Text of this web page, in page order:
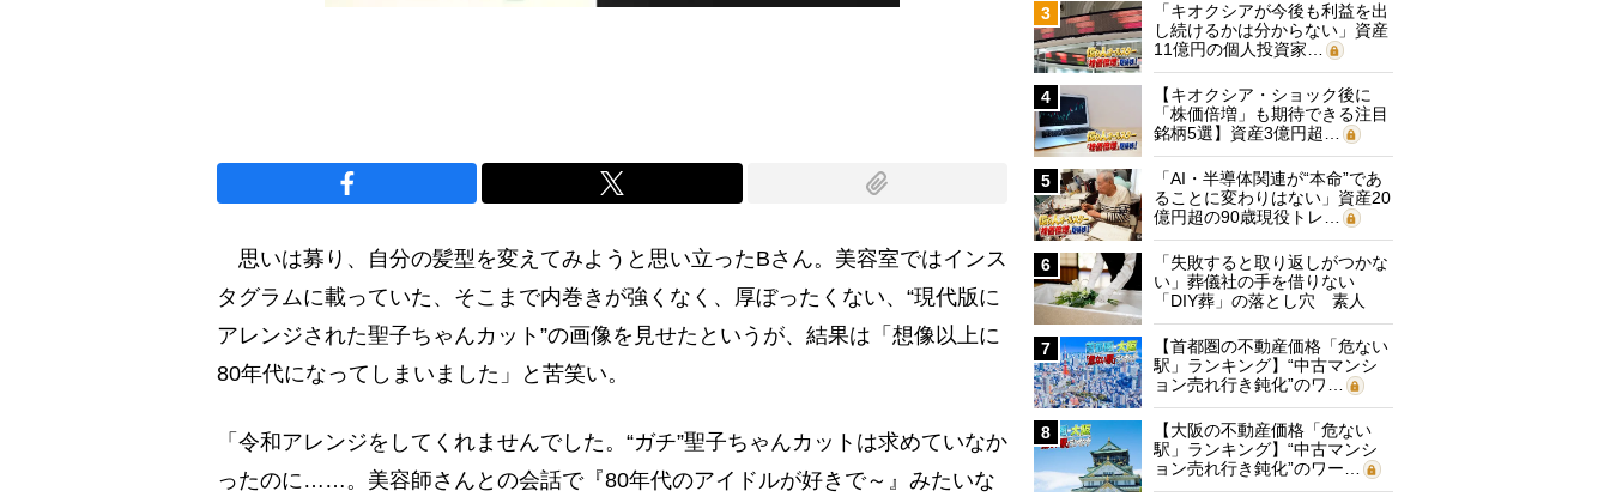
思いは募り、自分の髪型を変えてみようと思い立ったBさん。美容室ではインス
タグラムに載っていた、そこまで内巻きが強くなく、厚ぼったくない、“現代版に
アレンジされた聖子ちゃんカット”の画像を見せたというが、結果は「想像以上に
80年代になってしまいました」と苦笑い。
「令和アレンジをしてくれませんでした。“ガチ”聖子ちゃんカットは求めていなか
ったのに……。美容師さんとの会話で『80年代のアイドルが好きで～』みたいな
3
「キオクシアが今後も利益を出
し続けるかは分からない」資産
11億円の個人投資家…
4
【キオクシア・ショック後に
「株価倍増」も期待できる注目
銘柄5選】資産3億円超…
5
「AI・半導体関連が“本命”であ
ることに変わりはない」資産20
億円超の90歳現役トレ…
6
「失敗すると取り返しがつかな
い」葬儀社の手を借りない
「DIY葬」の落とし穴 素人
に…
7
【首都圏の不動産価格「危ない
駅」ランキング】“中古マンシ
ョン売れ行き鈍化”のワ…
8
【大阪の不動産価格「危ない
駅」ランキング】“中古マンシ
ョン売れ行き鈍化”のワー…